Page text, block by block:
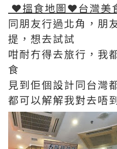
❤搵食地圖❤台灣美
同朋友行過北角，朋
提，想去試試
咁耐冇得去旅行，我
食
見到佢個設計同台灣
都可以解解我對去唔